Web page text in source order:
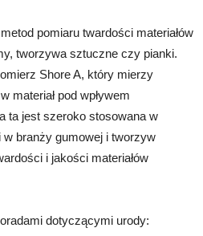
pomiaru twardości materiałów
tworzywa sztuczne czy pianki.
Shore A, który mierzy
materiał pod wpływem
ta jest szeroko stosowana w
branży gumowej i tworzyw
i jakości materiałów
dotyczącymi urody: